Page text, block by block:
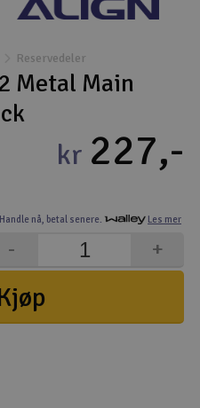
& byggesett
Reservedeler
Metal Main
Handle nå, betal senere. Les mer
kr 227,-
+
-